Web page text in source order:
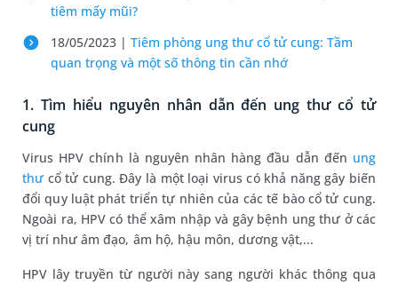
tiêm mấy mũi?
18/05/2023 | Tiêm phòng ung thư cổ tử cung: Tầm
quan trọng và một số thông tin cần nhớ
1. Tìm hiểu nguyên nhân dẫn đến ung thư cổ tử
cung
Virus HPV chính là nguyên nhân hàng đầu dẫn đến ung
thư cổ tử cung. Đây là một loại virus có khả năng gây biến
đổi quy luật phát triển tự nhiên của các tế bào cổ tử cung.
Ngoài ra, HPV có thể xâm nhập và gây bệnh ung thư ở các
vị trí như âm đạo, âm hộ, hậu môn, dương vật,...
HPV lây truyền từ người này sang người khác thông qua